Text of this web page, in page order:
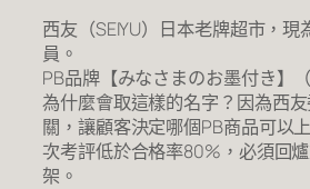
西友（SEIYU）日本老牌超市，
員。
PB品牌【みなさまのお墨付き】
為什麼會取這樣的名字？因為西
關，讓顧客決定哪個PB商品可以
次考評低於合格率80%，必須回
架。